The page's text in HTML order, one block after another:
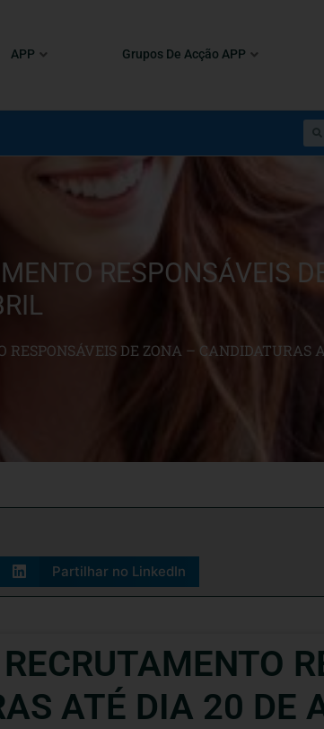
APP Grupos De Acção APP
RESPONSÁVEIS
RESPONSÁVEIS DE ZONA – CANDIDATURAS
Partilhar no LinkedIn
ATÉ DIA 20 DE